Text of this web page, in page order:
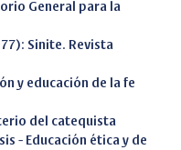
General para la
Sinite. Revista
y educación de la fe
del catequista
- Educación ética y de